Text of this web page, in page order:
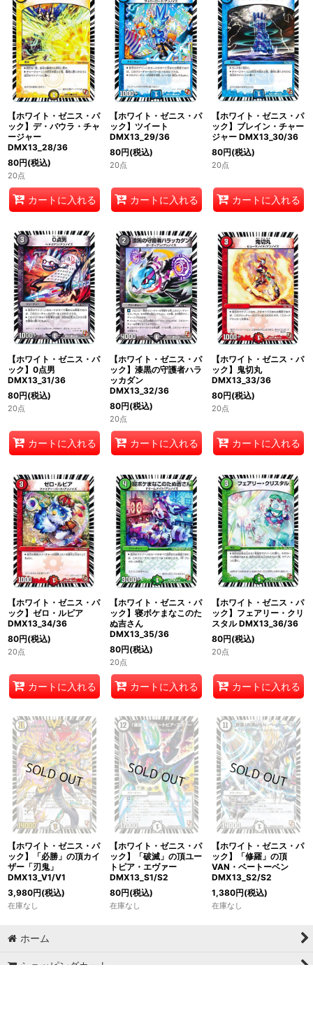
【ホワイト・ゼニス・パ
ック】デ・バウラ・チャ
ージャー
DMX13_28/36
80円(税込)
20点
カートに入れる
【ホワイト・ゼニス・パ
ック】ツイート
DMX13_29/36
80円(税込)
20点
カートに入れる
【ホワイト・ゼニス・パ
ック】ブレイン・チャー
ジャー DMX13_30/36
80円(税込)
20点
カートに入れる
【ホワイト・ゼニス・パ
ック】0点男
DMX13_31/36
80円(税込)
20点
カートに入れる
【ホワイト・ゼニス・パ
ック】漆黒の守護者ハラ
ッカダン
DMX13_32/36
80円(税込)
20点
カートに入れる
【ホワイト・ゼニス・パ
ック】鬼切丸
DMX13_33/36
80円(税込)
20点
カートに入れる
【ホワイト・ゼニス・パ
ック】ゼロ・ルピア
DMX13_34/36
80円(税込)
20点
カートに入れる
【ホワイト・ゼニス・パ
ック】寝ボケまなこのた
ぬ吉さん
DMX13_35/36
80円(税込)
20点
カートに入れる
【ホワイト・ゼニス・パ
ック】フェアリー・クリ
スタル DMX13_36/36
80円(税込)
20点
カートに入れる
【ホワイト・ゼニス・パ
ック】「必勝」の頂カイ
ザー「刃鬼」
DMX13_V1/V1
3,980円(税込)
在庫なし
【ホワイト・ゼニス・パ
ック】「破滅」の頂ユー
トピア・エヴァー
DMX13_S1/S2
80円(税込)
在庫なし
【ホワイト・ゼニス・パ
ック】「修羅」の頂
VAN・ベートーベン
DMX13_S2/S2
1,380円(税込)
在庫なし
ホーム
ショッピングカート